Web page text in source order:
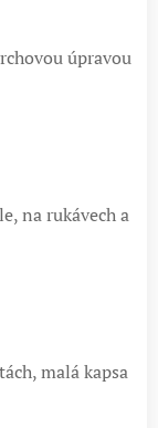
úpravou
na rukávech a
malá kapsa